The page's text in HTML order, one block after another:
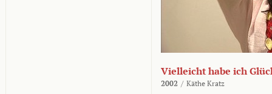
Vielleicht habe ich
2002 / Käthe Kratz